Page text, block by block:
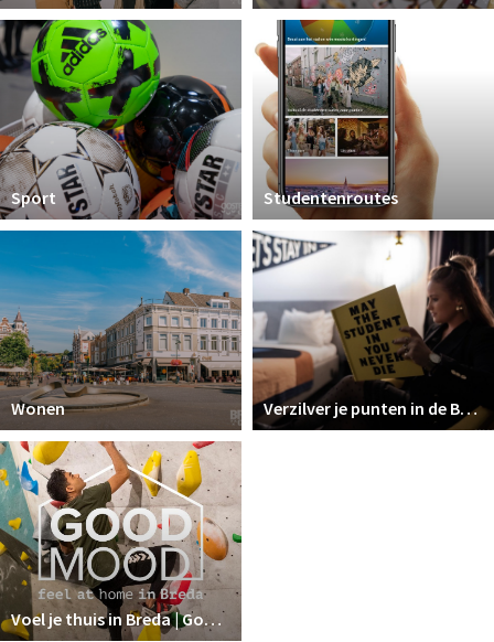
Sport Studentenroutes
Wonen Verzilver je punten in de Breda Student Shop
Voel je thuis in Breda | GoodMood